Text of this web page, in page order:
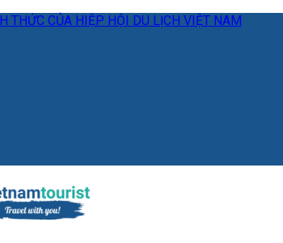
THỨC CỦA HIỆP HỘI DU LỊCH VIỆT NAM